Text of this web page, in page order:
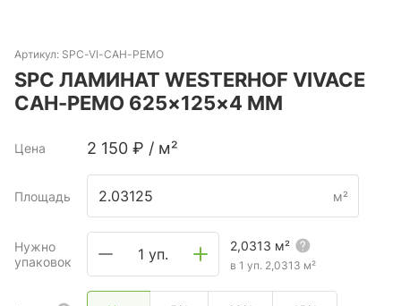
Артикул: SPC-VI-САН-РЕМО
SPC ЛАМИНАТ WESTERHOF VIVACE
САН-РЕМО 625×125×4 ММ
Цена 2 150 ₽ / м²
Площадь м²
Нужно
упаковок
1 уп. 2,0313 м²
в 1 уп. 2,0313 м²